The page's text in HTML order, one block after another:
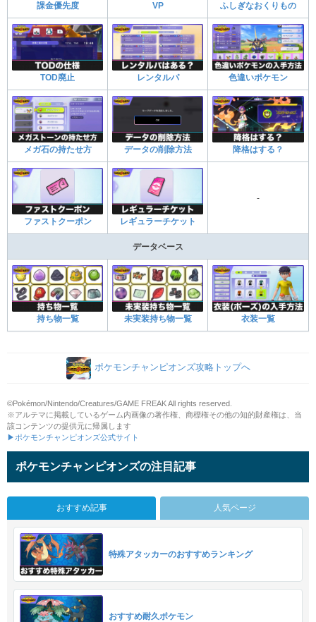
課金優先度 VP ふしぎなおくりもの
TOD廃止 レンタルパ 色違いポケモン
メガ石の持たせ方 データの削除方法 降格はする？
ファストクーポン レギュラーチケット
-
データベース
持ち物一覧 未実装持ち物一覧 衣装一覧
ポケモンチャンピオンズ攻略トップへ
©Pokémon/Nintendo/Creatures/GAME FREAK All rights reserved.
※アルテマに掲載しているゲーム内画像の著作権、商標権その他の知的財産権は、当
該コンテンツの提供元に帰属します
▶ポケモンチャンピオンズ公式サイト
ポケモンチャンピオンズの注目記事
おすすめ記事 人気ページ
特殊アタッカーのおすすめランキング
おすすめ耐久ポケモン